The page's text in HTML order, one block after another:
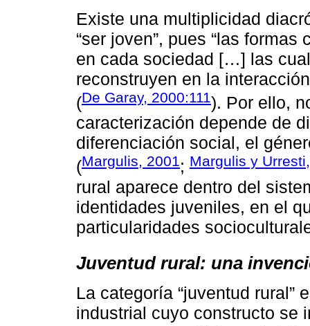
Existe una multiplicidad
“ser joven”, pues “las
en cada sociedad […] las
reconstruyen en la
(De Garay, 2000:111). Por ello,
caracterización depende de
diferenciación social, el
(Margulis, 2001; Margulis y
rural aparece dentro del
identidades juveniles, en el
particularidades
Juventud rural: una
La categoría “juventud rural”
industrial cuyo constructo se